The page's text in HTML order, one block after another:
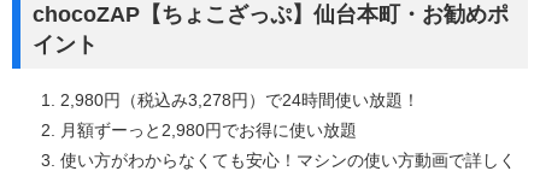
chocoZAP【ちょこざっぷ】仙台本町・お勧めポ
イント
2,980円（税込み3,278円）で24時間使い放題！
月額ずーっと2,980円でお得に使い放題
使い方がわからなくても安心！マシンの使い方動画で詳しく